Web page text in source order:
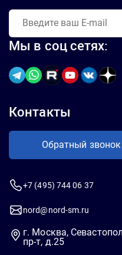
Мы в соц сетях:
Контакты
Обратный звонок
+7 (495) 744 06 37
nord@nord-sm.ru
г. Москва,
пр-т, д.25